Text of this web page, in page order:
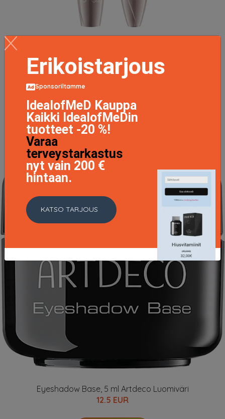
Glam & Doll Sculpt & Volume Mascara, 9,5 ml Catrice
Ripsivärit
4.95 EUR
LISÄTIETOJA
Eyeshadow Base, 5 ml Artdeco Luomiväri
12.5 EUR
Erikoistarjous
Sponsoriltamme
IdealofMeD Kauppa
Kaikki IdealofMeDin
tuotteet -20 %!
Varaa
terveystarkastus
nyt vain 200 €
hintaan.
KATSO TARJOUS